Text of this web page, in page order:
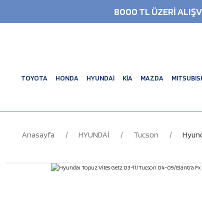
8000 TL ÜZERİ
TOYOTA HONDA HYUNDAİ KİA MAZDA
Anasayfa HYUNDAİ Tucson